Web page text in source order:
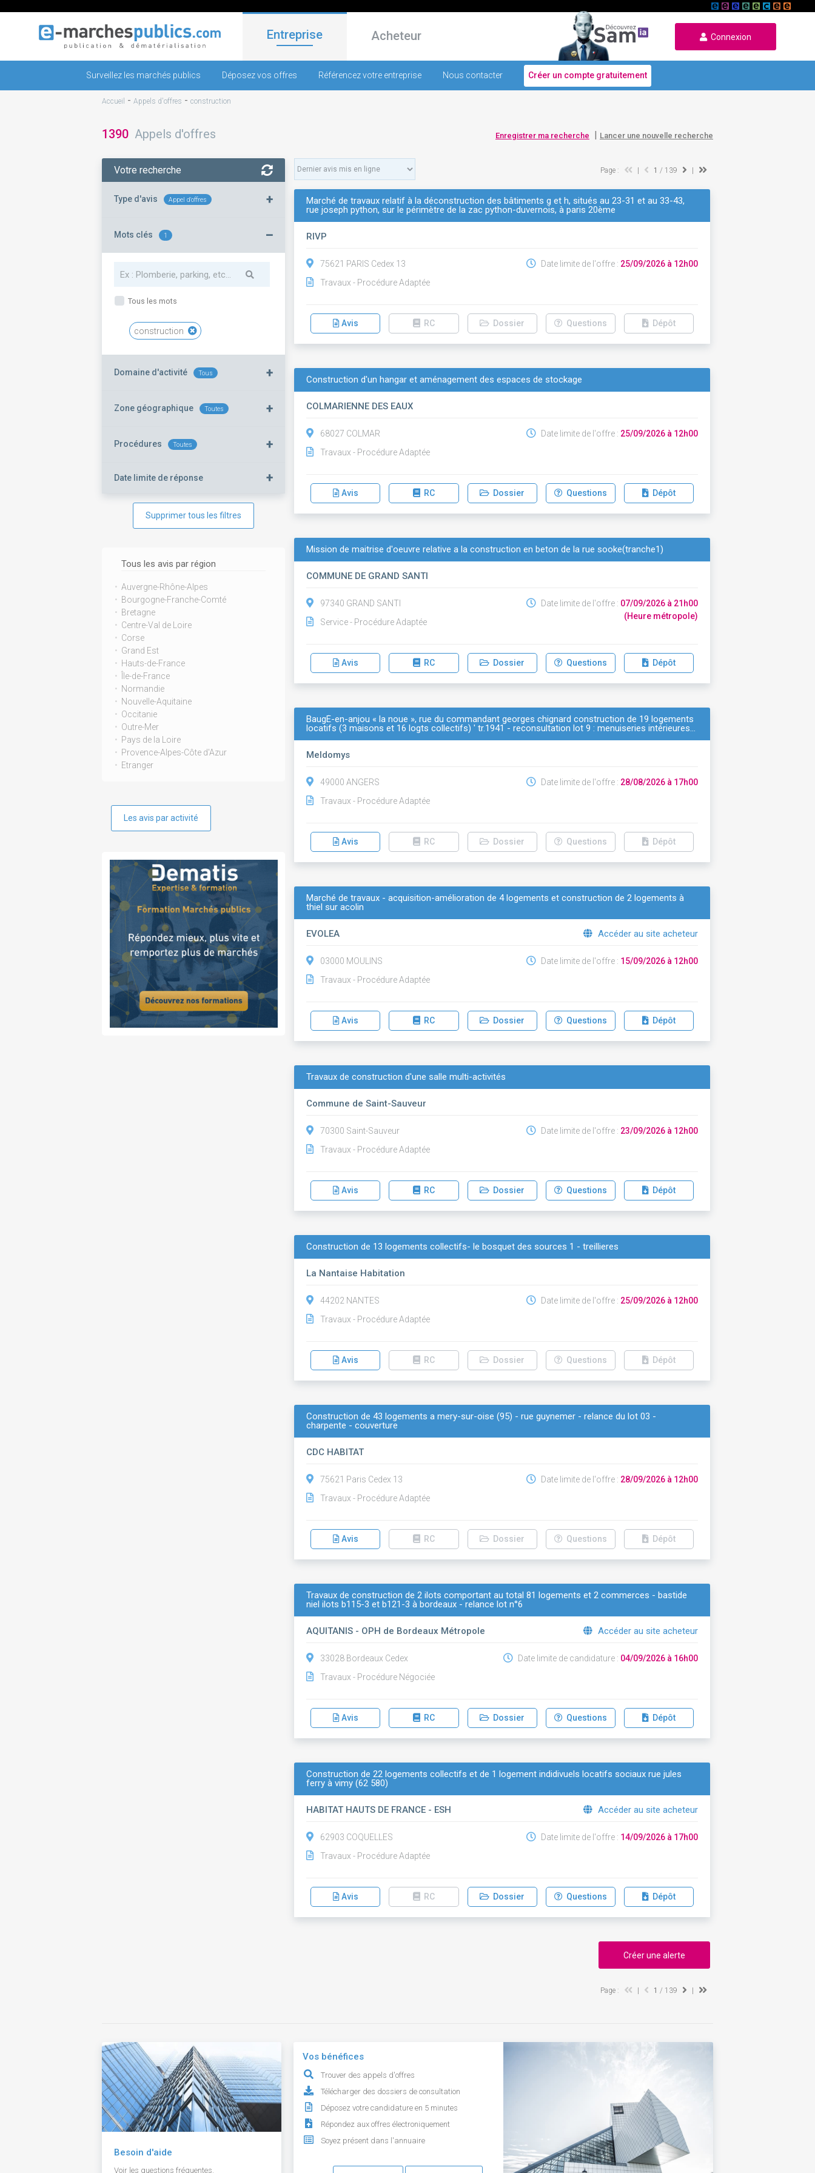
Entreprise Acheteur Connexion
Surveillez les marchés publics Déposez vos offres Référencez votre entreprise Nous contacter Créer un compte gratuitement
Accueil - Appels d'offres - construction
1390 Appels d'offres Enregistrer ma recherche | Lancer une nouvelle recherche
Votre recherche
Type d'avis Appel d'offres +
Mots clés 1 –
Tous les mots
construction
Domaine d'activité Tous +
Zone géographique Toutes +
Procédures Toutes +
Date limite de réponse +
Supprimer tous les filtres
Tous les avis par région
Auvergne-Rhône-Alpes
Bourgogne-Franche-Comté
Bretagne
Centre-Val de Loire
Corse
Grand Est
Hauts-de-France
Île-de-France
Normandie
Nouvelle-Aquitaine
Occitanie
Outre-Mer
Pays de la Loire
Provence-Alpes-Côte d'Azur
Etranger
Les avis par activité
Page : 1 / 139
Marché de travaux relatif à la déconstruction des bâtiments g et h, situés au 23-31 et au 33-43,
rue joseph python, sur le périmètre de la zac python-duvernois, à paris 20ème
RIVP
75621 PARIS Cedex 13
Travaux - Procédure Adaptée
Date limite de l'offre : 25/09/2026 à 12h00
Avis RC Dossier Questions Dépôt
Construction d'un hangar et aménagement des espaces de stockage
COLMARIENNE DES EAUX
68027 COLMAR
Travaux - Procédure Adaptée
Date limite de l'offre : 25/09/2026 à 12h00
Avis RC Dossier Questions Dépôt
Mission de maitrise d'oeuvre relative a la construction en beton de la rue sooke(tranche1)
COMMUNE DE GRAND SANTI
97340 GRAND SANTI
Service - Procédure Adaptée
Date limite de l'offre : 07/09/2026 à 21h00
(Heure métropole)
Avis RC Dossier Questions Dépôt
BaugÉ-en-anjou « la noue », rue du commandant georges chignard construction de 19 logements
locatifs (3 maisons et 16 logts collectifs) ' tr.1941 - reconsultation lot 9 : menuiseries intérieures…
Meldomys
49000 ANGERS
Travaux - Procédure Adaptée
Date limite de l'offre : 28/08/2026 à 17h00
Avis RC Dossier Questions Dépôt
Marché de travaux - acquisition-amélioration de 4 logements et construction de 2 logements à
thiel sur acolin
EVOLEA Accéder au site acheteur
03000 MOULINS
Travaux - Procédure Adaptée
Date limite de l'offre : 15/09/2026 à 12h00
Avis RC Dossier Questions Dépôt
Travaux de construction d'une salle multi-activités
Commune de Saint-Sauveur
70300 Saint-Sauveur
Travaux - Procédure Adaptée
Date limite de l'offre : 23/09/2026 à 12h00
Avis RC Dossier Questions Dépôt
Construction de 13 logements collectifs- le bosquet des sources 1 - treillieres
La Nantaise Habitation
44202 NANTES
Travaux - Procédure Adaptée
Date limite de l'offre : 25/09/2026 à 12h00
Avis RC Dossier Questions Dépôt
Construction de 43 logements a mery-sur-oise (95) - rue guynemer - relance du lot 03 -
charpente - couverture
CDC HABITAT
75621 Paris Cedex 13
Travaux - Procédure Adaptée
Date limite de l'offre : 28/09/2026 à 12h00
Avis RC Dossier Questions Dépôt
Travaux de construction de 2 ilots comportant au total 81 logements et 2 commerces - bastide
niel ilots b115-3 et b121-3 à bordeaux - relance lot n°6
AQUITANIS - OPH de Bordeaux Métropole Accéder au site acheteur
33028 Bordeaux Cedex
Travaux - Procédure Négociée
Date limite de candidature : 04/09/2026 à 16h00
Avis RC Dossier Questions Dépôt
Construction de 22 logements collectifs et de 1 logement indidivuels locatifs sociaux rue jules
ferry à vimy (62 580)
HABITAT HAUTS DE FRANCE - ESH Accéder au site acheteur
62903 COQUELLES
Travaux - Procédure Adaptée
Date limite de l'offre : 14/09/2026 à 17h00
Avis RC Dossier Questions Dépôt
Créer une alerte
Page : 1 / 139
Besoin d'aide
Voir les questions fréquentes.
Vos bénéfices
Trouver des appels d'offres
Télécharger des dossiers de consultation
Déposez votre candidature en 5 minutes
Répondez aux offres électroniquement
Soyez présent dans l'annuaire